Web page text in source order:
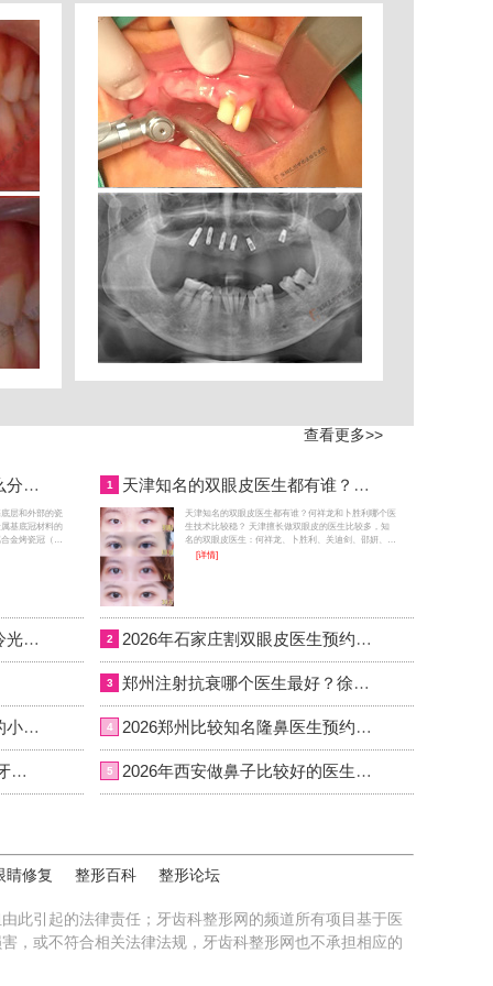
查看更多>>
烤瓷牙有哪几种？烤瓷牙怎么分类？
层和外部的瓷
基底冠材料的
金烤瓷冠（以
冷光牙齿美白能保持多久？冷光牙齿美白常见问题解答
牙齿美白多少钱？牙齿美白的小窍门大全
烤瓷牙价格表 武汉北京烤瓷牙最新价格表
1 天津知名的双眼皮医生都有谁？何祥龙、卜胜利、关迪剑、邵妍、夏红福、毕小丽谁双眼皮做得好？
天津知名的双眼皮医生都有谁？何祥龙和卜胜利哪个医
生技术比较稳？ 天津擅长做双眼皮的医生比较多，知
名的双眼皮医生：何祥龙、卜胜利、关迪剑、邵妍、夏
红福、毕小丽，尤其何医生和卜医生咨询和预约的最
[详情]
2 2026年石家庄割双眼皮医生预约TOP10：李兵、何连宝、翟彦刚、毛俊涛、丁庆丰、崔剑、张洁、王亚斌、马云鹏、张玉辉、李海霞
3 郑州注射抗衰哪个医生最好？徐建平、张歌、赵永华、张婉霞、王妍芝、唐喜、李娟、朱怡梦哪个好？
4 2026郑州比较知名隆鼻医生预约排行榜大全：胡志成、周蔚、张海洋、王启立、张鹏、李冰谁做鼻子更好？
5 2026年西安做鼻子比较好的医生有哪些？曾熬、霍玉旺、房志强、蒋立、刘宝军哪个更好？
睛修复 整形百科 整形论坛
此引起的法律责任；牙齿科整形网的频道所有项目基于医
，或不符合相关法律法规，牙齿科整形网也不承担相应的